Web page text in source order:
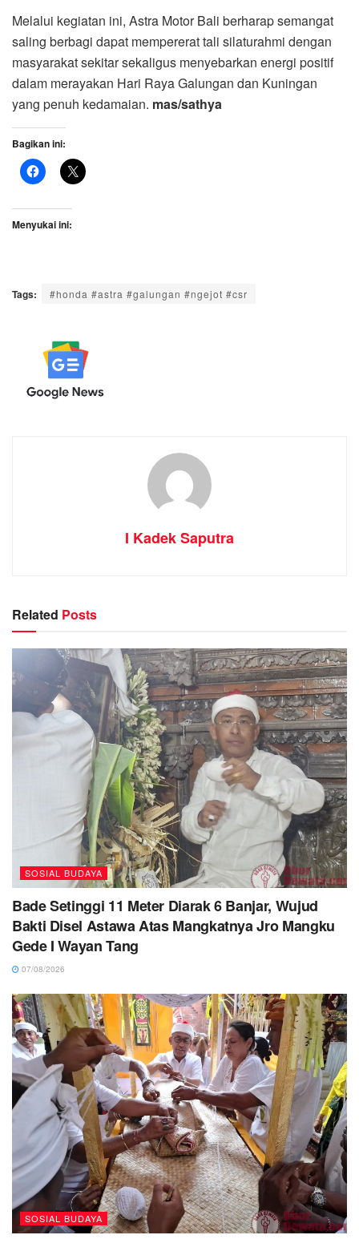
Melalui kegiatan ini, Astra Motor Bali berharap semangat
saling berbagi dapat mempererat tali silaturahmi dengan
masyarakat sekitar sekaligus menyebarkan energi positif
dalam merayakan Hari Raya Galungan dan Kuningan
yang penuh kedamaian. mas/sathya
Bagikan ini:
Menyukai ini:
Tags: #honda #astra #galungan #ngejot #csr
I Kadek Saputra
Related Posts
SOSIAL BUDAYA
Bade Setinggi 11 Meter Diarak 6 Banjar, Wujud
Bakti Disel Astawa Atas Mangkatnya Jro Mangku
Gede I Wayan Tang
07/08/2026
SOSIAL BUDAYA